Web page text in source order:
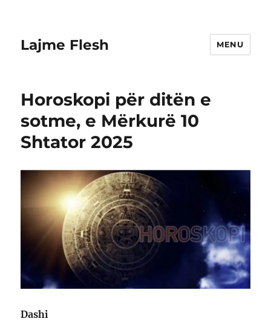
Lajme Flesh MENU
Horoskopi për ditën e
sotme, e Mërkurë 10
Shtator 2025
Dashi